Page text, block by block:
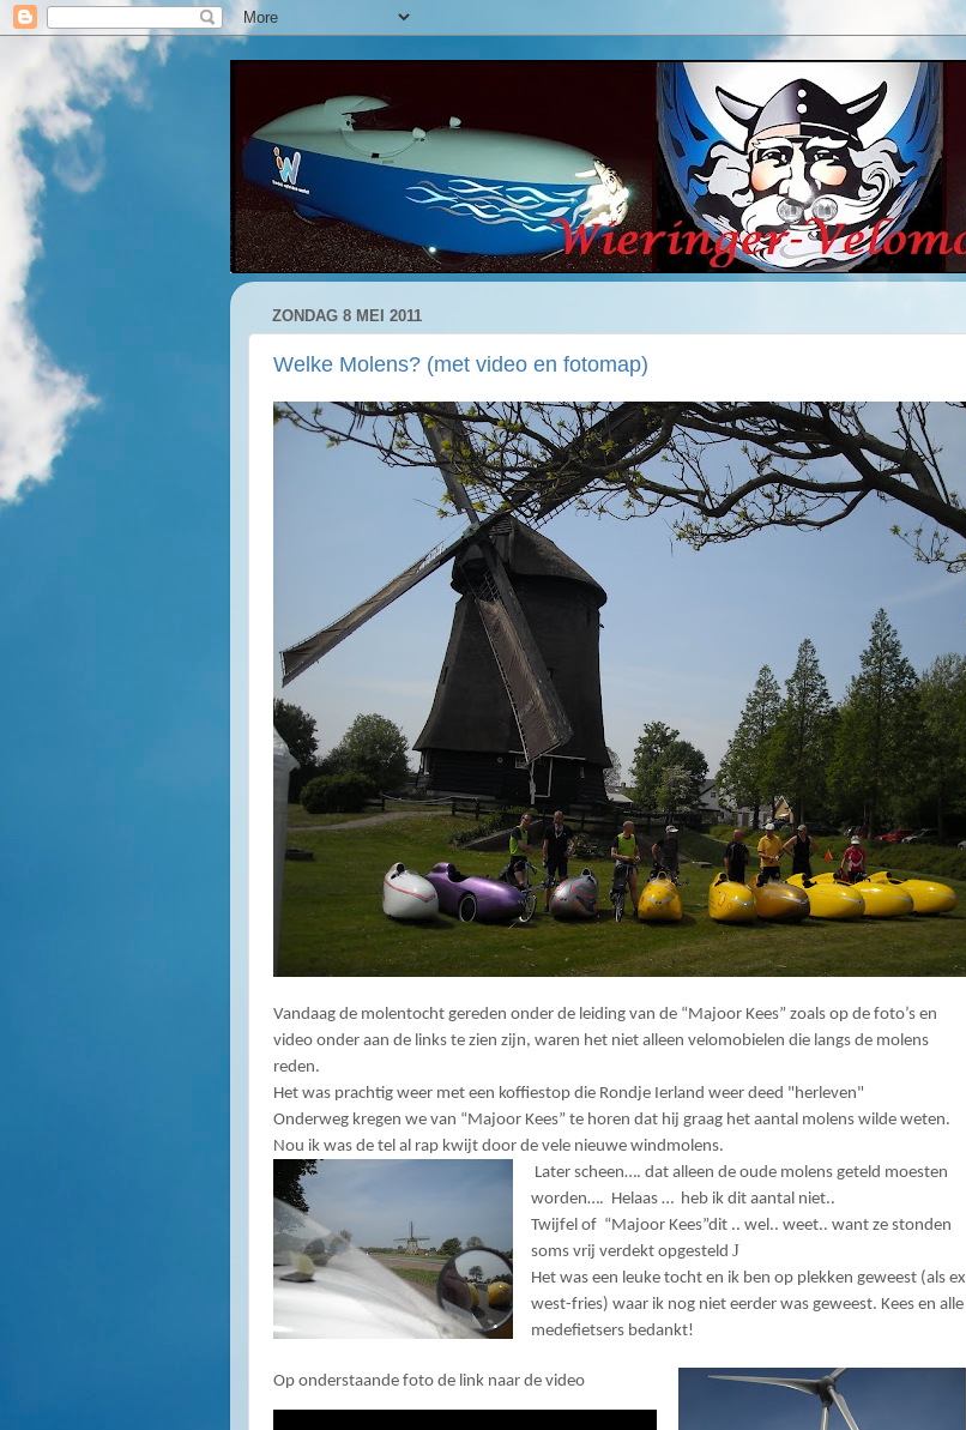
ZONDAG 8 MEI 2011
Welke Molens? (met video en fotomap)
Vandaag de molentocht gereden onder de leiding van de “Majoor Kees” zoals op de foto’s en
video onder aan de links te zien zijn, waren het niet alleen velomobielen die langs de molens
reden.
Het was prachtig weer met een koffiestop die Rondje Ierland weer deed "herleven"
Onderweg kregen we van “Majoor Kees” te horen dat hij graag het aantal molens wilde weten.
Nou ik was de tel al rap kwijt door de vele nieuwe windmolens.
Later scheen…. dat alleen de oude molens geteld moesten
worden…. Helaas … heb ik dit aantal niet..
Twijfel of “Majoor Kees”dit .. wel.. weet.. want ze stonden
soms vrij verdekt opgesteld J
Het was een leuke tocht en ik ben op plekken geweest (als ex
west-fries) waar ik nog niet eerder was geweest. Kees en alle
medefietsers bedankt!
Op onderstaande foto de link naar de video